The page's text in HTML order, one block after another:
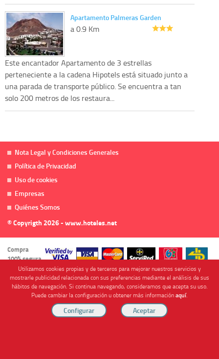
Apartamento Palmeras Garden
a 0.9 Km
Este encantador Apartamento de 3 estrellas
perteneciente a la cadena Hipotels está situado junto a
una parada de transporte público. Se encuentra a tan
solo 200 metros de los restaura...
Nota Legal y Condiciones Generales
Política de Privacidad
Uso de cookies
Empresas
Quiénes Somos
© Copyrigth 2026 - www.hoteles.net
Compra
100% segura
Cofinanciado por
Utilizamos cookies propias y de terceros para mejorar nuestros servicios y
mostrarle publicidad relacionada con sus preferencias mediante el análisis de sus
hábitos de navegación. Si continua navegando, consideramos que acepta su uso.
Puede cambiar la configuración u obtener más informaciónaquí.